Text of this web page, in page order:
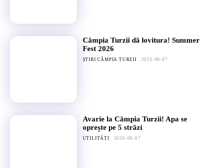
Câmpia Turzii dă lovitura! Summer
Fest 2026
ȘTIRI CÂMPIA TURZII 2026-08-07
Avarie la Câmpia Turzii! Apa se
oprește pe 5 străzi
UTILITĂȚI 2026-08-07